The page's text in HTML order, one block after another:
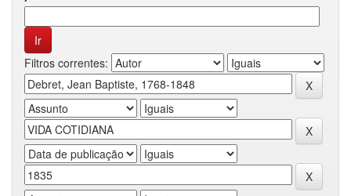
Filtros correntes: